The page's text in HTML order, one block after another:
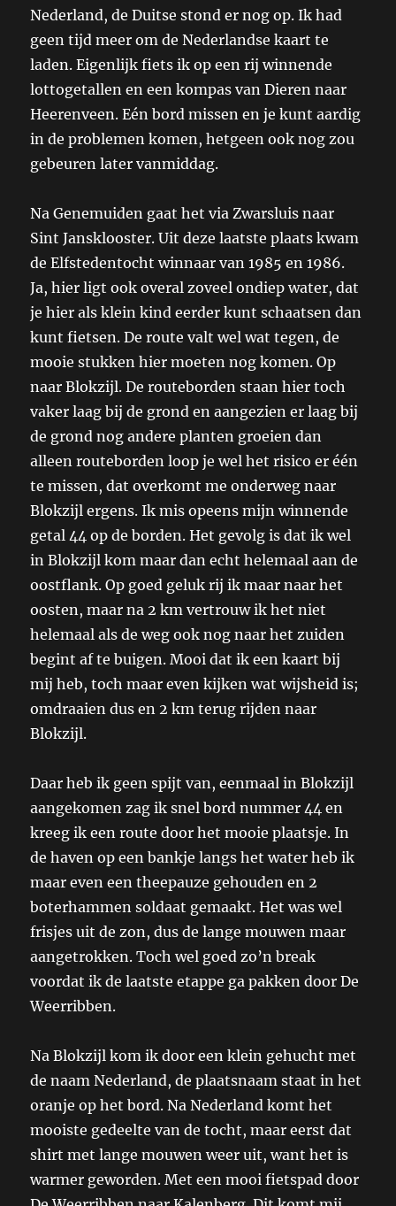
Nederland, de Duitse stond er nog op. Ik had
geen tijd meer om de Nederlandse kaart te
laden. Eigenlijk fiets ik op een rij winnende
lottogetallen en een kompas van Dieren naar
Heerenveen. Eén bord missen en je kunt aardig
in de problemen komen, hetgeen ook nog zou
gebeuren later vanmiddag.
Na Genemuiden gaat het via Zwarsluis naar
Sint Jansklooster. Uit deze laatste plaats kwam
de Elfstedentocht winnaar van 1985 en 1986.
Ja, hier ligt ook overal zoveel ondiep water, dat
je hier als klein kind eerder kunt schaatsen dan
kunt fietsen. De route valt wel wat tegen, de
mooie stukken hier moeten nog komen. Op
naar Blokzijl. De routeborden staan hier toch
vaker laag bij de grond en aangezien er laag bij
de grond nog andere planten groeien dan
alleen routeborden loop je wel het risico er één
te missen, dat overkomt me onderweg naar
Blokzijl ergens. Ik mis opeens mijn winnende
getal 44 op de borden. Het gevolg is dat ik wel
in Blokzijl kom maar dan echt helemaal aan de
oostflank. Op goed geluk rij ik maar naar het
oosten, maar na 2 km vertrouw ik het niet
helemaal als de weg ook nog naar het zuiden
begint af te buigen. Mooi dat ik een kaart bij
mij heb, toch maar even kijken wat wijsheid is;
omdraaien dus en 2 km terug rijden naar
Blokzijl.
Daar heb ik geen spijt van, eenmaal in Blokzijl
aangekomen zag ik snel bord nummer 44 en
kreeg ik een route door het mooie plaatsje. In
de haven op een bankje langs het water heb ik
maar even een theepauze gehouden en 2
boterhammen soldaat gemaakt. Het was wel
frisjes uit de zon, dus de lange mouwen maar
aangetrokken. Toch wel goed zo’n break
voordat ik de laatste etappe ga pakken door De
Weerribben.
Na Blokzijl kom ik door een klein gehucht met
de naam Nederland, de plaatsnaam staat in het
oranje op het bord. Na Nederland komt het
mooiste gedeelte van de tocht, maar eerst dat
shirt met lange mouwen weer uit, want het is
warmer geworden. Met een mooi fietspad door